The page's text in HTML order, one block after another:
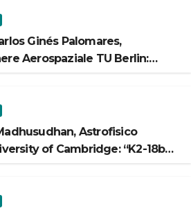
Ginés Palomares,
Aerospaziale TU Berlin:
Astrofisico
of Cambridge: “K2-18b